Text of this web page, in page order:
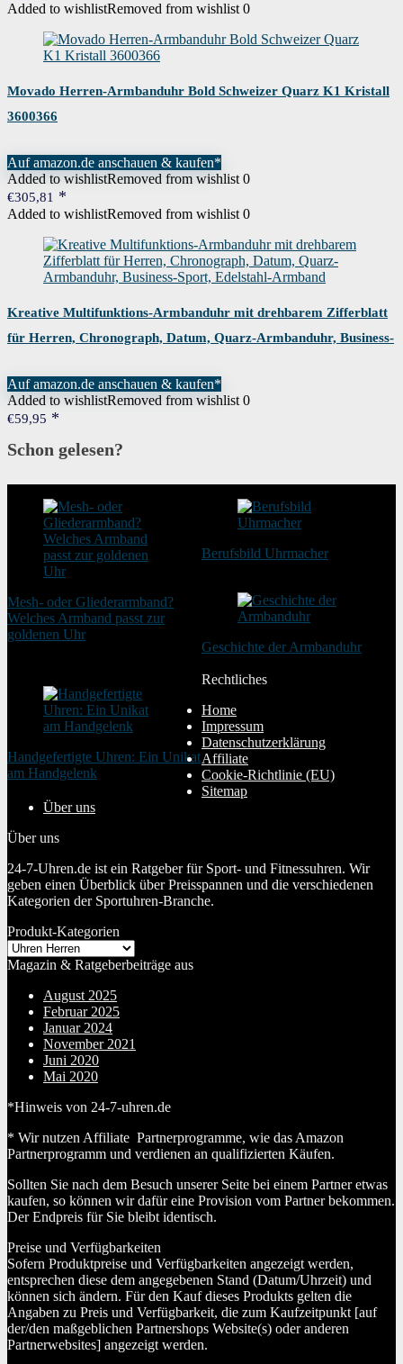
Added to wishlistRemoved from wishlist 0
Movado Herren-Armbanduhr Bold Schweizer Quarz K1 Kristall
3600366
Auf amazon.de anschauen & kaufen*
Added to wishlistRemoved from wishlist 0
€305,81
Added to wishlistRemoved from wishlist 0
Kreative Multifunktions-Armbanduhr mit drehbarem Zifferblatt
für Herren, Chronograph, Datum, Quarz-Armbanduhr, Business-
Auf amazon.de anschauen & kaufen*
Added to wishlistRemoved from wishlist 0
€59,95
Schon gelesen?
Mesh- oder Gliederarmband?
Welches Armband passt zur
goldenen Uhr
Berufsbild Uhrmacher
Geschichte der Armbanduhr
Handgefertigte Uhren: Ein Unikat
am Handgelenk
Rechtliches
Home
Impressum
Datenschutzerklärung
Affiliate
Cookie-Richtlinie (EU)
Sitemap
Über uns
Über uns
24-7-Uhren.de ist ein Ratgeber für Sport- und Fitnessuhren. Wir
geben einen Überblick über Preisspannen und die verschiedenen
Kategorien der Sportuhren-Branche.
Produkt-Kategorien
Magazin & Ratgeberbeiträge aus
August 2025
Februar 2025
Januar 2024
November 2021
Juni 2020
Mai 2020
*Hinweis von 24-7-uhren.de
* Wir nutzen Affiliate Partnerprogramme, wie das Amazon
Partnerprogramm und verdienen an qualifizierten Käufen.
Sollten Sie nach dem Besuch unserer Seite bei einem Partner etwas
kaufen, so können wir dafür eine Provision vom Partner bekommen.
Der Endpreis für Sie bleibt identisch.
Preise und Verfügbarkeiten
Sofern Produktpreise und Verfügbarkeiten angezeigt werden,
entsprechen diese dem angegebenen Stand (Datum/Uhrzeit) und
können sich ändern. Für den Kauf dieses Produkts gelten die
Angaben zu Preis und Verfügbarkeit, die zum Kaufzeitpunkt [auf
der/den maßgeblichen Partnershops Website(s) oder anderen
Partnerwebsites] angezeigt werden.